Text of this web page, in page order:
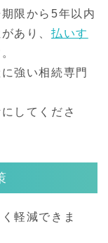
限から5年以内
あり、 払いす
強い相続専門
してくださ
軽減できま